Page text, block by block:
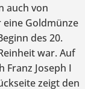
auch von
Goldmünze
des 20.
war. Auf
Franz Joseph I
zeigt den